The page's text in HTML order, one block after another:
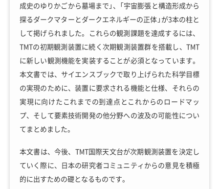
成史のゆりかごから墓場まで」、「宇宙膨張と構造形成から
探るダークマターとダークエネルギーの正体」が3本の柱と
して掲げられました。これらの観測課題を達成するには、
TMTの初期観測装置に続く次期観測装置群を搭載し、TMT
に新しい観測機能を実装することが必須となっています。
本文書では、サイエンスブックで取り上げられた科学目標
の実現のために、装置に要求される機能と仕様、それらの
実現に向けたこれまでの到達点とこれからのロードマッ
プ、そして要素技術開発の他分野への波及の可能性につい
てまとめました。
本文書は、今後、TMT国際天文台が次期観測装置を決定し
ていく際に、日本の研究者コミュニティからの意見を積極
的に出すための礎となるものです。